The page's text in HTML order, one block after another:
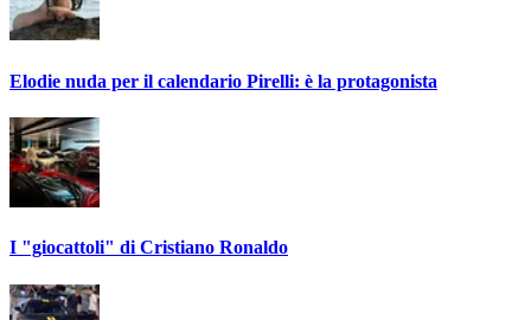
Elodie nuda per il calendario Pirelli: è la protagonista
I "giocattoli" di Cristiano Ronaldo